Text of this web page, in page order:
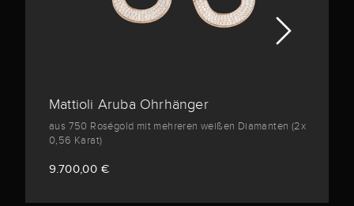
Mattioli Aruba Ohrhänger
aus 750 Roségold mit mehreren weißen Diamanten (2x
0,56 Karat)
9.700,00 €